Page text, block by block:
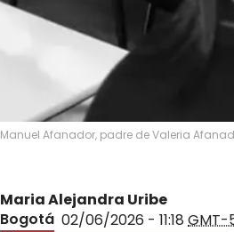
Manuel Afanador, padre de Valeria
Maria Alejandra Uribe
Bogotá 02/06/2026 - 11:18 GMT-